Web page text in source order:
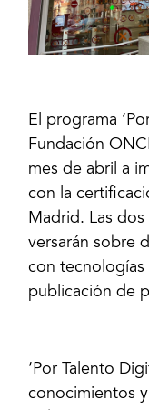
El programa
Fundación
mes de abril a
con la
Madrid. Las
versarán sobre
con
publicación de
‘Por Talento
conocimientos